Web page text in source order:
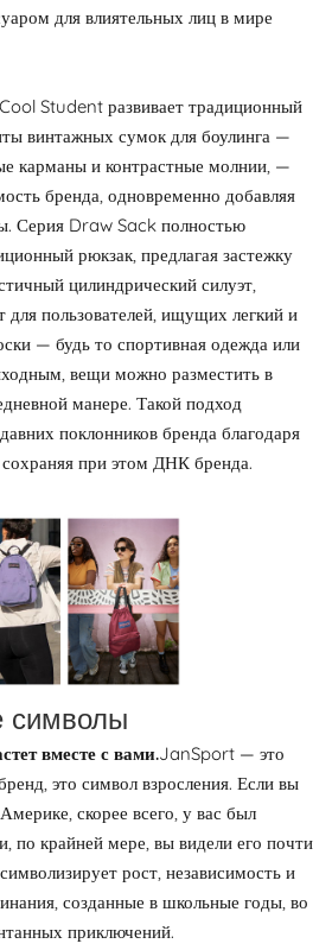
для влиятельных лиц в мире
Student развивает традиционный
винтажных сумок для боулинга —
карманы и контрастные молнии, —
бренда, одновременно добавляя
Серия Draw Sack полностью
рюкзак, предлагая застежку
цилиндрический силуэт,
для пользователей, ищущих легкий и
— будь то спортивная одежда или
вещи можно разместить в
манере. Такой подход
поклонников бренда благодаря
при этом ДНК бренда.
символы
вместе с вами.JanSport — это
это символ взросления. Если вы
скорее всего, у вас был
по крайней мере, вы видели его почти
рост, независимость и
созданные в школьные годы, во
приключений.